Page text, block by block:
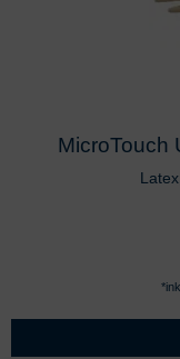
MicroTouch